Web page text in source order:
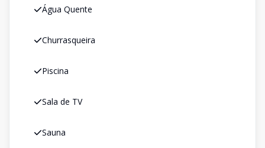
Água Quente
Churrasqueira
Piscina
Sala de TV
Sauna